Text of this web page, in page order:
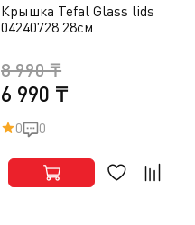
Крышка Tefal Glass lids
04240728 28см
6 990 ₸
8 990 ₸
0 0